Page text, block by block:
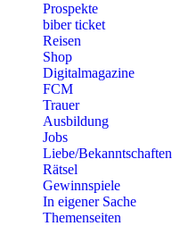
Prospekte
biber ticket
Reisen
Shop
Digitalmagazine
FCM
Trauer
Ausbildung
Jobs
Liebe/Bekanntschaften
Rätsel
Gewinnspiele
In eigener Sache
Themenseiten